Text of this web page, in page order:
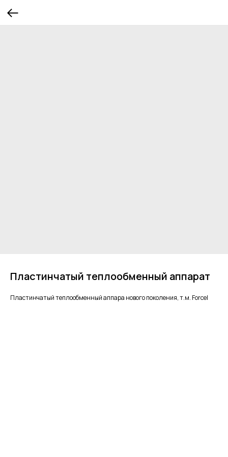
Пластинчатый теплообменный аппарат
Пластинчатый теплообменный аппара нового поколения, т.м. Forcel